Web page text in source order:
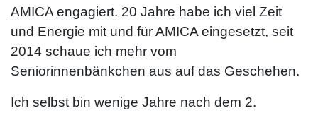
AMICA engagiert. 20 Jahre habe ich viel Zeit
und Energie mit und für AMICA eingesetzt, seit
2014 schaue ich mehr vom
Seniorinnenbänkchen aus auf das Geschehen.
Ich selbst bin wenige Jahre nach dem 2.